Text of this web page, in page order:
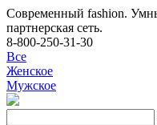
Современный fashion.
партнерская сеть.
8-800-250-31-30
Все
Женское
Мужское